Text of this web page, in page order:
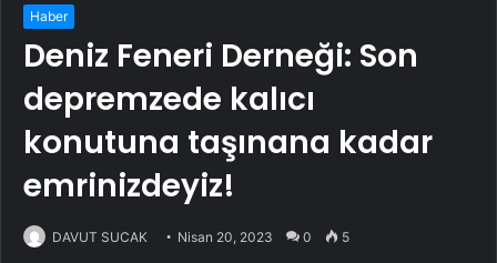
Haber
Deniz Feneri Derneği: Son
depremzede kalıcı
konutuna taşınana kadar
emrinizdeyiz!
DAVUT SUCAK Nisan 20, 2023 0 5